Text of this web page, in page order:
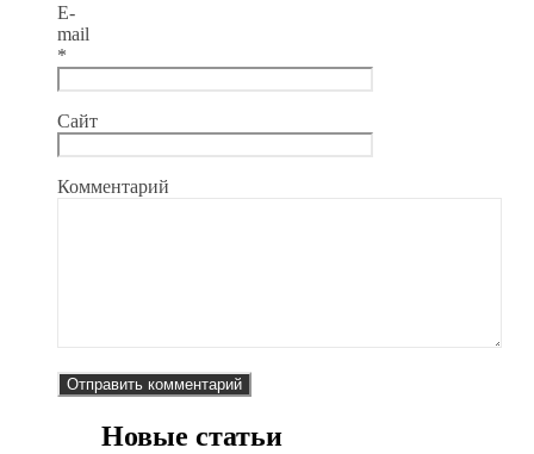
E-
mail
*
Сайт
Комментарий
Новые статьи